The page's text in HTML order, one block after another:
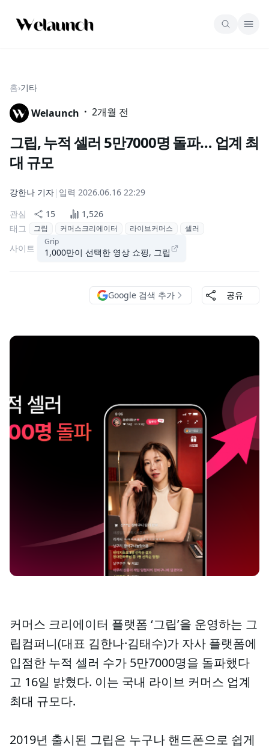
홈›기타
Welaunch · 2개월 전
그립, 누적 셀러 5만7000명 돌파… 업계 최
대 규모
강한나 기자| 입력 2026.06.16 22:29
관심
15
1,526
태그
그립 커머스크리에이터 라이브커머스 셀러
사이트
Grip
1,000만이 선택한 영상 쇼핑, 그립
Google 검색 추가 공유
커머스 크리에이터 플랫폼 ‘그립’을 운영하는 그
립컴퍼니(대표 김한나·김태수)가 자사 플랫폼에
입점한 누적 셀러 수가 5만7000명을 돌파했다
고 16일 밝혔다. 이는 국내 라이브 커머스 업계
최대 규모다.
2019년 출시된 그립은 누구나 핸드폰으로 쉽게